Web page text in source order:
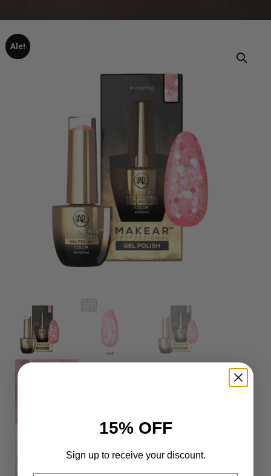
Ale!
15% OFF
Sign up to receive your discount.